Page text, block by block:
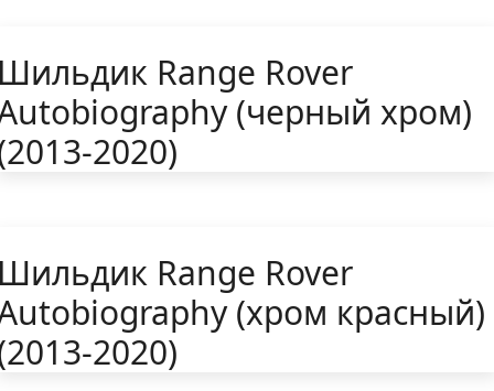
Range Rover
(черный хром)
2020)
Range Rover
(хром красный)
2020)